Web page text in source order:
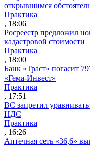
открывшимся
Практика
, 18:06
Росреестр предложил
кадастровой стоимости
Практика
, 18:00
Банк «Траст» погасит
«Гема-Инвест»
Практика
, 17:51
ВС запретил
НДС
Практика
, 16:26
Аптечная сеть «36,6»